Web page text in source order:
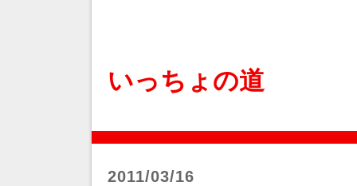
いっちょの道
2011/03/16